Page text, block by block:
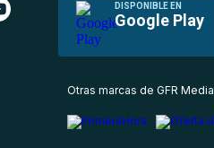
DISPONIBLE EN
Google Play
Otras marcas de GFR Media